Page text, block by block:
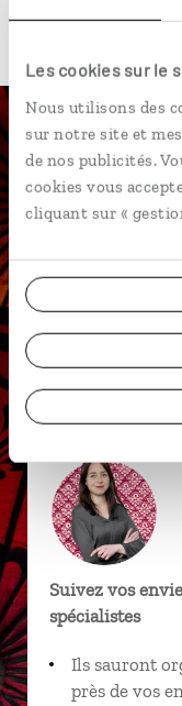
Les cookies sur le
Nous utilisons des
sur notre site et
de nos publicités.
cookies vous
cliquant sur «
Une
Kalaw
Suivez vos
spécialistes
Ils sauront
près de vos